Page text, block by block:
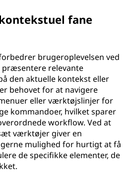
fane
brugeroplevelsen ved
relevante
den aktuelle kontekst eller
behovet for at navigere
eller værktøjslinjer for
kommandoer, hvilket sparer
workflow. Ved at
værktøjer giver en
mulighed for hurtigt at få
de specifikke elementer, de